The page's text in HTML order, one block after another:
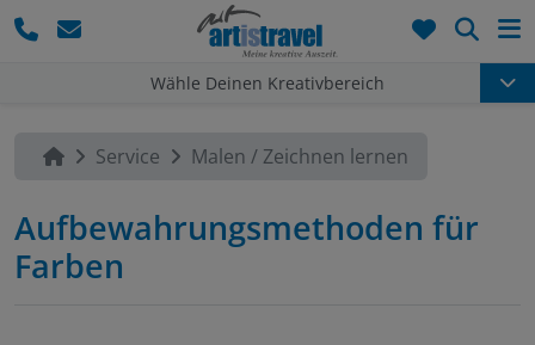
Wähle Deinen Kreativbereich
Service Malen / Zeichnen lernen
Aufbewahrungsmethoden für
Farben